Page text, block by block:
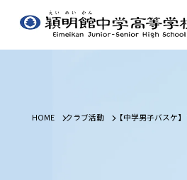
HOME クラブ活動 【中学男子バスケ